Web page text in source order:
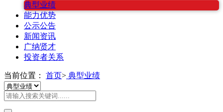
典型业绩
能力优势
公示公告
新闻资讯
广纳贤才
投资者关系
当前位置： 首页> 典型业绩